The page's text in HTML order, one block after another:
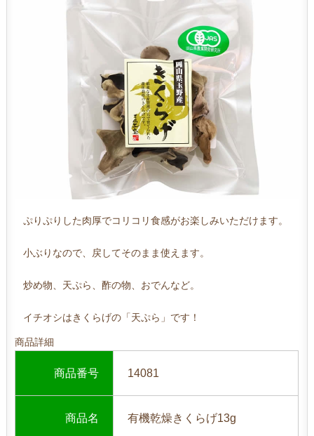
ぷりぷりした肉厚でコリコリ食感がお楽しみいただけます。
小ぶりなので、戻してそのまま使えます。
炒め物、天ぷら、酢の物、おでんなど。
イチオシはきくらげの「天ぷら」です！
商品詳細
商品番号 14081
商品名 有機乾燥きくらげ13g